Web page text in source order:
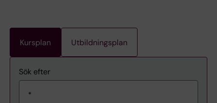
Kursplan Utbildningsplan
Sök efter